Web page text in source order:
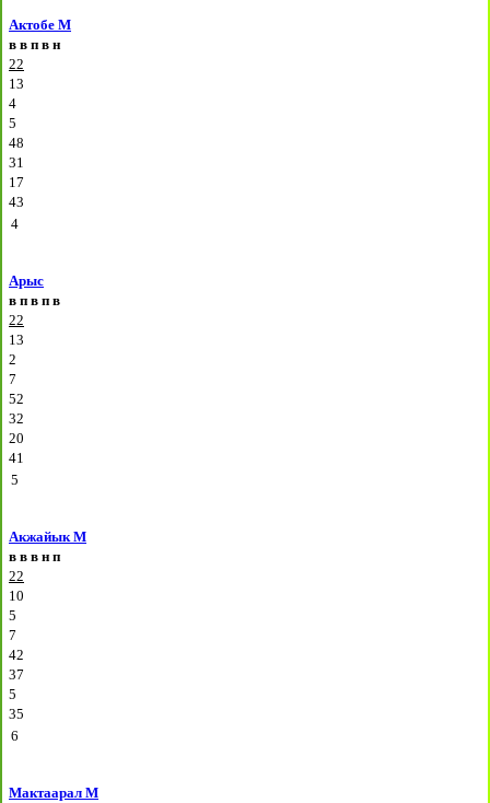
Актобе М
в в п в н
22
13
4
5
48
31
17
43
4
Арыс
в п в п в
22
13
2
7
52
32
20
41
5
Акжайык М
в в в н п
22
10
5
7
42
37
5
35
6
Мактаарал М